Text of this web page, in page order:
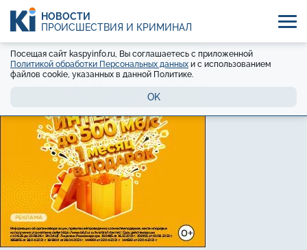
НОВОСТИ
ПРОИСШЕСТВИЯ И КРИМИНАЛ
Посещая сайт kaspyinfo.ru, Вы соглашаетесь с приложенной
Политикой обработки Персональных данных и с использованием
файлов cookie, указанных в данной Политике.
OK